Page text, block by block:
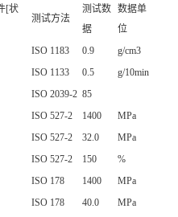
[状
测试方法
测试数
据
数据单
位
ISO 1183 0.9
g/cm3
ISO 1133 0.5 g/10min
ISO 2039-2 85
ISO 527-2 1400
MPa
ISO 527-2 32.0
MPa
ISO 527-2 150
%
ISO 178 1400
MPa
ISO 178 40.0
MPa